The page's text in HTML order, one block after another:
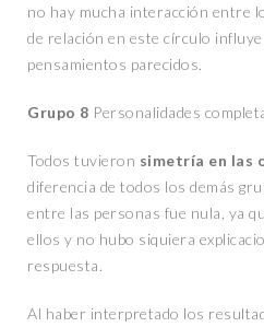
no hay mucha interacción entre
de relación en este círculo
pensamientos parecidos.
Grupo 8 Personalidades
Todos tuvieron simetría en las
diferencia de todos los demás
entre las personas fue nula, ya
ellos y no hubo siquiera
respuesta.
Al haber interpretado los